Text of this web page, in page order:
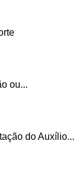
ou...
do Auxílio...